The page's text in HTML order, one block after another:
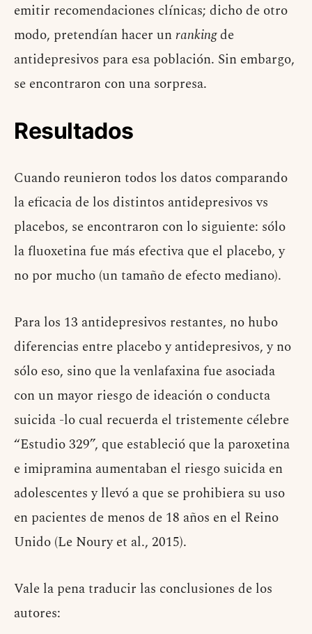
emitir recomendaciones clínicas; dicho de otro
modo, pretendían hacer un rankingde
antidepresivos para esa población. Sin embargo,
se encontraron con una sorpresa.
Resultados
Cuando reunieron todos los datos comparando
la eficacia de los distintos antidepresivos vs
placebos, se encontraron con lo siguiente: sólo
la fluoxetina fue más efectiva que el placebo, y
no por mucho (un tamaño de efecto mediano).
Para los 13 antidepresivos restantes, no hubo
diferencias entre placebo y antidepresivos, y no
sólo eso, sino que la venlafaxina fue asociada
con un mayor riesgo de ideación o conducta
suicida -lo cual recuerda el tristemente célebre
“Estudio 329”, que estableció que la paroxetina
e imipramina aumentaban el riesgo suicida en
adolescentes y llevó a que se prohibiera su uso
en pacientes de menos de 18 años en el Reino
Unido (Le Noury et al., 2015).
Vale la pena traducir las conclusiones de los
autores: